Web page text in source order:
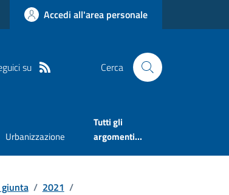
Accedi all'area personale
su Cerca
Urbanizzazione
Tutti gli
argomenti...
/ 2021 /